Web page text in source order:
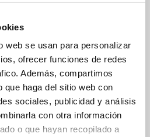
web se usan para personalizar
ofrecer funciones de redes
Además, compartimos
que haga del sitio web con
sociales, publicidad y análisis
con otra información
o que hayan recopilado a